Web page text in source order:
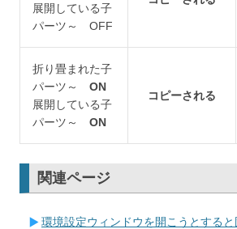
展開している子
パーツ～ OFF
折り畳まれた子
パーツ～ ON
展開している子
パーツ～ ON
コピーされる
関連ページ
環境設定ウィンドウを開こうとする